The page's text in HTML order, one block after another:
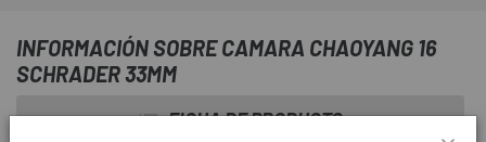
INFORMACIÓN SOBRE CAMARA CHAOYANG 16
SCHRADER 33MM
FICHA DE PRODUCTO